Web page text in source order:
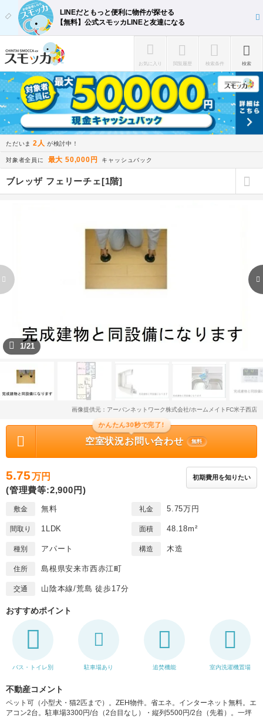
LINEだともっと便利に物件が探せる
【無料】公式スモッカLINEと友達になる
お気に入り 閲覧履歴 検索条件 検索
ただいま 2人 が検討中！
対象者全員に 最大 50,000円 キャッシュバック
ブレッザ フェリーチェ[1階]
1/21
画像提供元：アーバンネットワーク株式会社/ホームメイトFC米子西店
かんたん30秒で完了!
空室状況お問い合わせ 無料
5.75万円
(管理費等:2,900円)
初期費用を知りたい
敷金 無料 礼金 5.75万円
間取り 1LDK 面積 48.18m²
種別 アパート 構造 木造
住所 島根県安来市西赤江町
交通 山陰本線/荒島 徒歩17分
おすすめポイント
バス・トイレ別 駐車場あり 追焚機能 室内洗濯機置場
不動産コメント
ペット可（小型犬・猫2匹まで）。ZEH物件。省エネ。インターネット無料。エ
アコン2台。駐車場3300円/台（2台目なし）・縦列5500円/2台（先着）。一坪